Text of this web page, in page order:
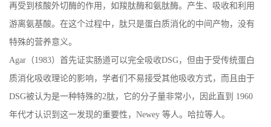
再受到核酸外切酶的作用，如羧肽酶和氨肽酶。产生、吸收和利用
游离氨基酸。在这个过程中，肽只是蛋白质消化的中间产物，没有
特殊的营养意义。
Agar（1983）首先证实肠道可以完全吸收DSG，但由于受传统蛋白
质消化吸收理论的影响，学者们不易接受其他吸收方式，而且由于
DSG被认为是一种特殊的2肽，它的分子量非常小，因此直到 1960
年代才认识到这一发现的重要性，Newey 等人。哈拉等人。